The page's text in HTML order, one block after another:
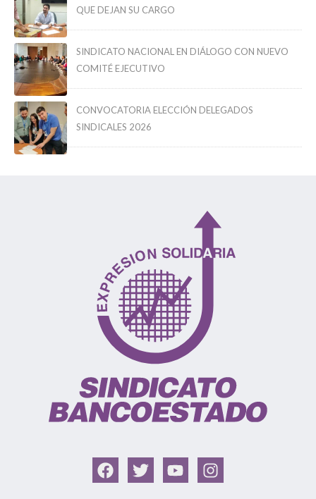
QUE DEJAN SU CARGO
SINDICATO NACIONAL EN DIÁLOGO CON NUEVO
COMITÉ EJECUTIVO
CONVOCATORIA ELECCIÓN DELEGADOS
SINDICALES 2026